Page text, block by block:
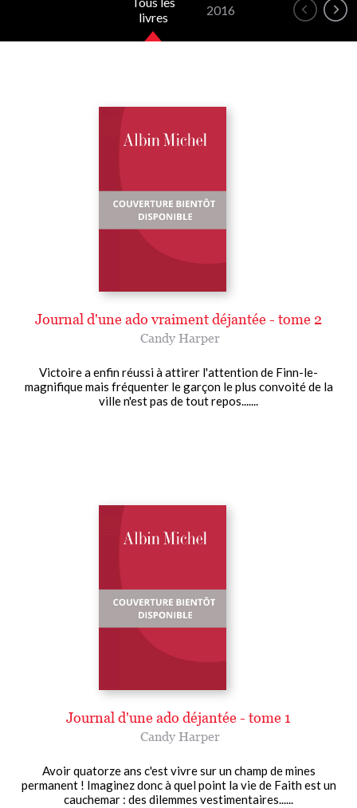
livres
2016
Journal d'une ado vraiment déjantée - tome 2
Candy Harper
Victoire a enfin réussi à attirer l'attention de Finn-le-
magnifique mais fréquenter le garçon le plus convoité de la
ville n'est pas de tout repos.......
Journal d'une ado déjantée - tome 1
Candy Harper
Avoir quatorze ans c'est vivre sur un champ de mines
permanent ! Imaginez donc à quel point la vie de Faith est un
cauchemar : des dilemmes vestimentaires......